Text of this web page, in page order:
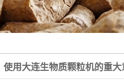
使用大连生物质颗粒机的重大